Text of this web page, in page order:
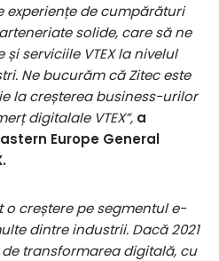
experiențe de cumpărături
solide, care să ne
serviciile VTEX la nivelul
Ne bucurăm că Zitec este
la creșterea business-urilor
digitalale VTEX”, a
Europe General
o creștere pe segmentul e-
dintre industrii. Dacă 2021
transformarea digitală, cu